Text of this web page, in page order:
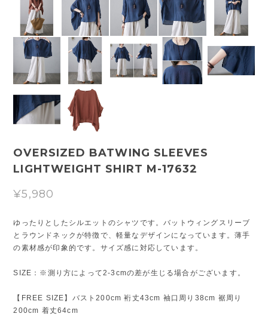
OVERSIZED BATWING SLEEVES
LIGHTWEIGHT SHIRT M-17632
¥5,980
ゆったりとしたシルエットのシャツです。バットウィングスリーブ
とラウンドネックが特徴で、軽量なデザインになっています。薄手
の素材感が印象的です。サイズ感に対応しています。
SIZE：※測り方によって2-3cmの差が生じる場合がございます。
【FREE SIZE】バスト200cm 裄丈43cm 袖口周り38cm 裾周り
200cm 着丈64cm